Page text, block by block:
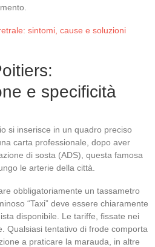
sintomi, cause e soluzioni
e specificità
si inserisce in un quadro preciso
carta professionale, dopo aver
di sosta (ADS), questa famosa
le arterie della città.
obbligatoriamente un tassametro
“Taxi” deve essere chiaramente
disponibile. Le tariffe, fissate nei
Qualsiasi tentativo di frode comporta
a praticare la marauda, in altre